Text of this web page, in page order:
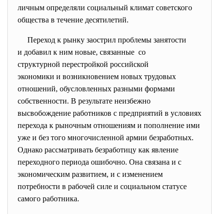
личным определяли социальный климат советского
общества в течение десятилетий.
Переход к рынку заострил проблемы занятости
и добавил к ним новые, связанные со
структурной перестройкой российской
экономики и возникновением новых трудовых
отношений, обусловленных разными формами
собственности. В результате неизбежно
высвобождение работников с предприятий в условиях
перехода к рыночным отношениям и пополнение ими
уже и без того многочисленной армии безработных.
Однако рассматривать безработицу как явление
переходного периода ошибочно. Она связана и с
экономическим развитием, и с изменением
потребности в рабочей силе и социальном статусе
самого работника.